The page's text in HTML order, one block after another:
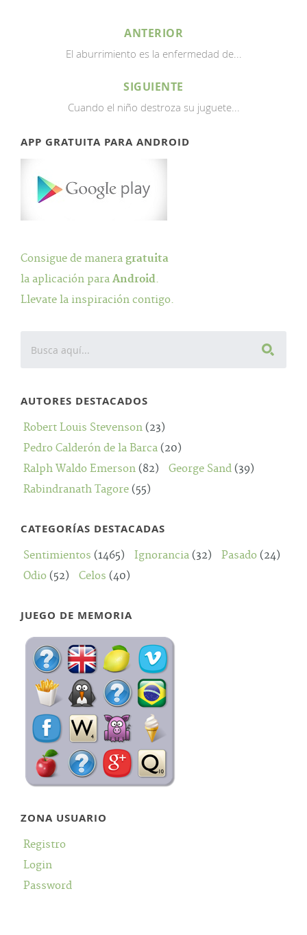
ANTERIOR
El aburrimiento es la enfermedad de...
SIGUIENTE
Cuando el niño destroza su juguete...
APP GRATUITA PARA ANDROID
Consigue de manera gratuita
la aplicación para Android.
Llevate la inspiración contigo.
AUTORES DESTACADOS
Robert Louis Stevenson (23)
Pedro Calderón de la Barca (20)
Ralph Waldo Emerson (82) George Sand (39)
Rabindranath Tagore (55)
CATEGORÍAS DESTACADAS
Sentimientos (1465) Ignorancia (32) Pasado (24)
Odio (52) Celos (40)
JUEGO DE MEMORIA
ZONA USUARIO
Registro
Login
Password